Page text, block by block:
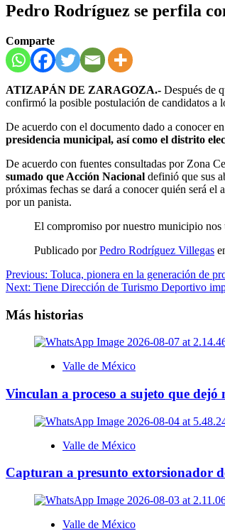
Pedro Rodríguez se perfila
Comparte
ATIZAPÁN DE ZARAGOZA.- Después de
confirmó la posible postulación de candidatos a
De acuerdo con el documento dado a conocer
presidencia municipal, así como el distrito
De acuerdo con fuentes consultadas por Zona
sumado que Acción Nacional definió que sus
próximas fechas se dará a conocer quién será
por un panista.
El compromiso por nuestro municipio
Publicado porPedro Rodríguez Villegas
Navegación
de
entradas
Previous: Toluca, pionera en la generación de
Next: Tiene Dirección de Turismo Deportivo
Más historias
Valle de México
Vinculan a proceso a sujeto que
Valle de México
Capturan a presunto extorsionador
Valle de México